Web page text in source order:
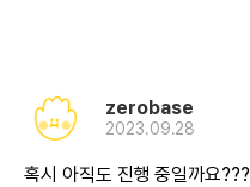
zerobase
2023.09.28
혹시 아직도 진행 중일까요???